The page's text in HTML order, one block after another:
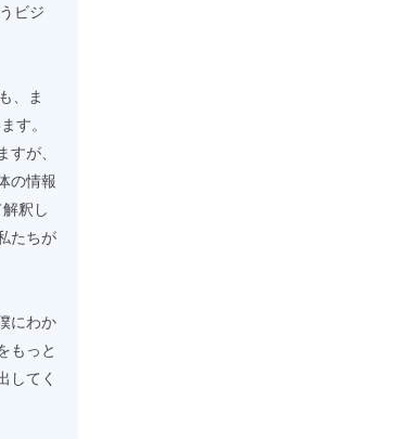
ビジ
、ま
す。
が、
の情報
釈し
たちが
にわか
もっと
してく